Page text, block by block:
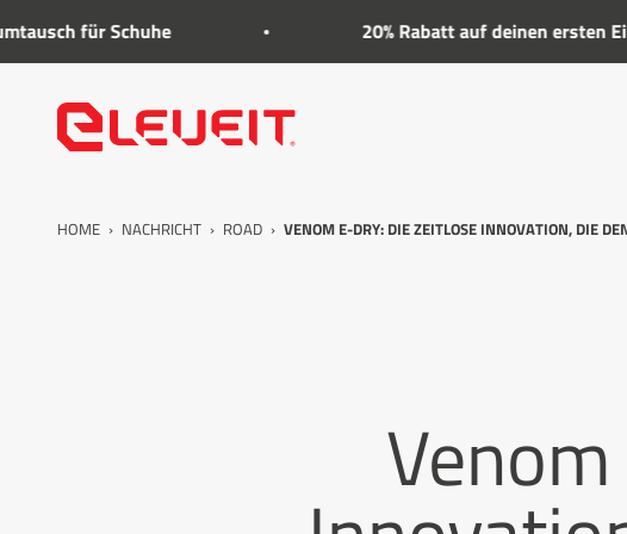
20% Rabatt auf deinen ersten Einkauf
Eleveit
HOME › NACHRICHT › ROAD › VENOM E-DRY: DIE ZEITLOSE INNOVATION, DIE